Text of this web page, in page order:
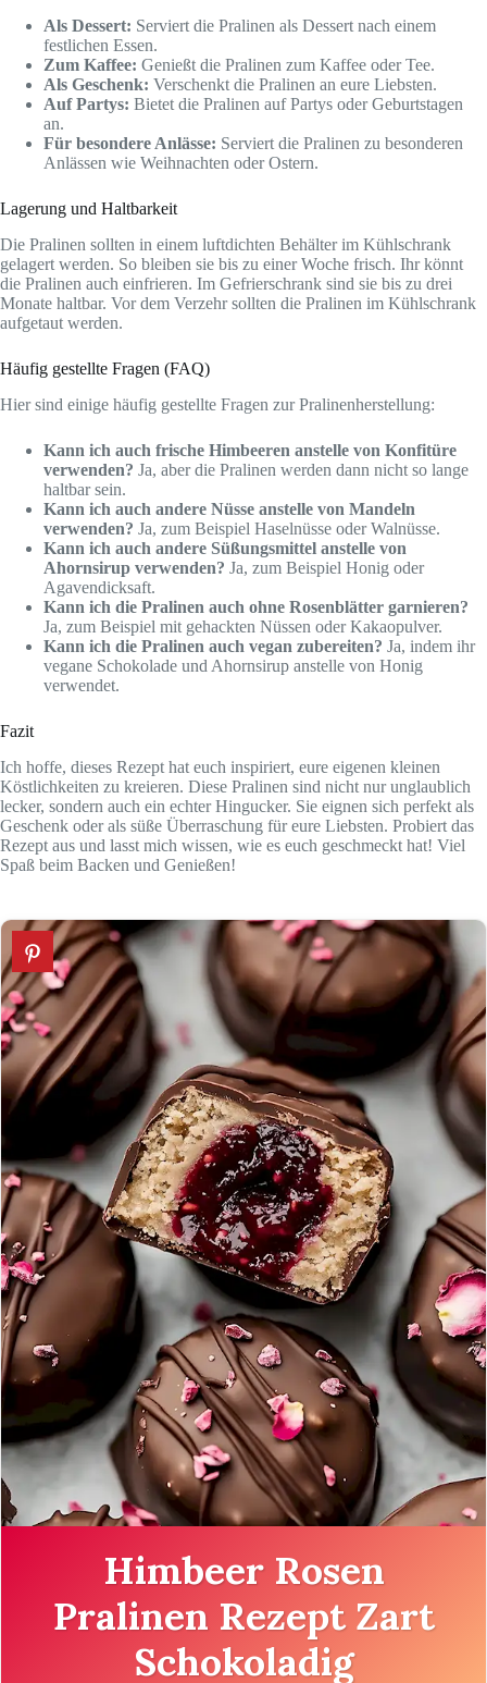
Als Dessert: Serviert die Pralinen als Dessert nach einem
festlichen Essen.
Zum Kaffee: Genießt die Pralinen zum Kaffee oder Tee.
Als Geschenk: Verschenkt die Pralinen an eure Liebsten.
Auf Partys: Bietet die Pralinen auf Partys oder Geburtstagen
an.
Für besondere Anlässe: Serviert die Pralinen zu besonderen
Anlässen wie Weihnachten oder Ostern.
Lagerung und Haltbarkeit
Die Pralinen sollten in einem luftdichten Behälter im Kühlschrank
gelagert werden. So bleiben sie bis zu einer Woche frisch. Ihr könnt
die Pralinen auch einfrieren. Im Gefrierschrank sind sie bis zu drei
Monate haltbar. Vor dem Verzehr sollten die Pralinen im Kühlschrank
aufgetaut werden.
Häufig gestellte Fragen (FAQ)
Hier sind einige häufig gestellte Fragen zur Pralinenherstellung:
Kann ich auch frische Himbeeren anstelle von Konfitüre
verwenden? Ja, aber die Pralinen werden dann nicht so lange
haltbar sein.
Kann ich auch andere Nüsse anstelle von Mandeln
verwenden? Ja, zum Beispiel Haselnüsse oder Walnüsse.
Kann ich auch andere Süßungsmittel anstelle von
Ahornsirup verwenden? Ja, zum Beispiel Honig oder
Agavendicksaft.
Kann ich die Pralinen auch ohne Rosenblätter garnieren?
Ja, zum Beispiel mit gehackten Nüssen oder Kakaopulver.
Kann ich die Pralinen auch vegan zubereiten? Ja, indem ihr
vegane Schokolade und Ahornsirup anstelle von Honig
verwendet.
Fazit
Ich hoffe, dieses Rezept hat euch inspiriert, eure eigenen kleinen
Köstlichkeiten zu kreieren. Diese Pralinen sind nicht nur unglaublich
lecker, sondern auch ein echter Hingucker. Sie eignen sich perfekt als
Geschenk oder als süße Überraschung für eure Liebsten. Probiert das
Rezept aus und lasst mich wissen, wie es euch geschmeckt hat! Viel
Spaß beim Backen und Genießen!
Himbeer Rosen
Pralinen Rezept Zart
Schokoladig